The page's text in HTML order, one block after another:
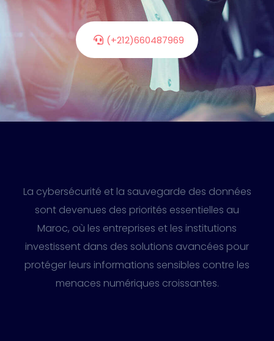
(+212)660487969
La cybersécurité et la sauvegarde des données
sont devenues des priorités essentielles au
Maroc, où les entreprises et les institutions
investissent dans des solutions avancées pour
protéger leurs informations sensibles contre les
menaces numériques croissantes.